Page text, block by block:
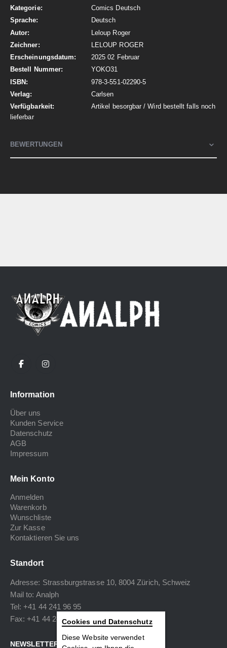
Informationen
Comics Deutsch
Deutsch
Leloup Roger
LELOUP ROGER
2025 02 Februar
YOKO31
978-3-551-02290-5
Carlsen
Artikel besorgbar / Wird bestellt falls noch
lieferbar
BEWERTUNGEN
Information
Über uns
Kunden Service
Datenschutz
AGB
Impressum
Mein Konto
Anmelden
Warenkorb
Wunschliste
Zur Kasse
Kontaktieren Sie uns
Standort
Adresse: Strassburgstrasse 10, 8004 Zürich, Schweiz
Mail to: Analph
Tel: +41 44 241 96 95
Fax: +41 44 240 34 40
NEWSLETTER
Cookies und Datenschutz
Diese Website verwendet